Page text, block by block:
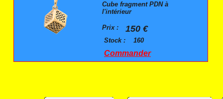
Cube fragment PDN à
l'intérieur
Prix : 150 €
Stock : 160
Commander